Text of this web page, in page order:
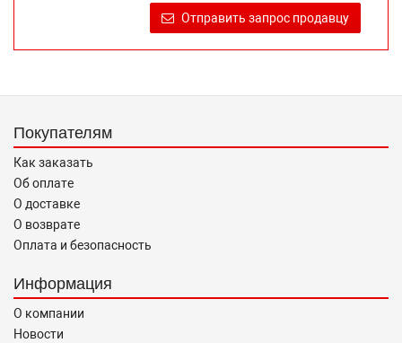
продаже, обеспечивающую возможность их правильного
выбора возложено на продавца (изготовителя) Законом
«О защите прав потребителей».
Отправить запрос продавцу
Покупателям
Как заказать
Об оплате
О доставке
О возврате
Оплата и безопасность
Информация
О компании
Новости